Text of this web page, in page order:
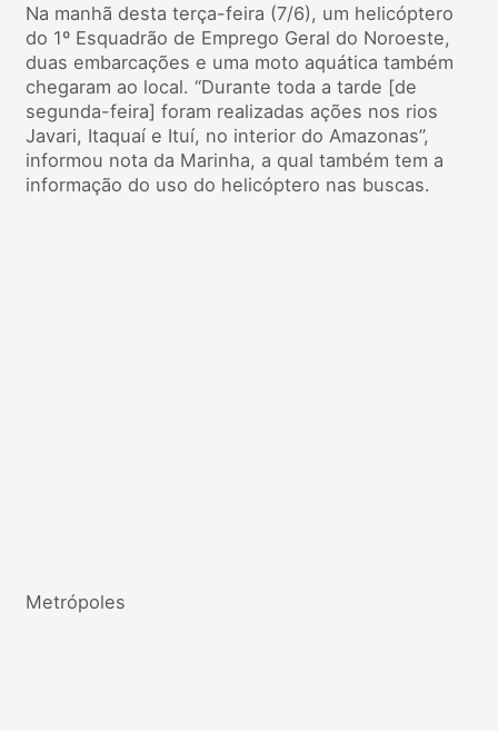
Na manhã desta terça-feira (7/6), um helicóptero
do 1º Esquadrão de Emprego Geral do Noroeste,
duas embarcações e uma moto aquática também
chegaram ao local. “Durante toda a tarde [de
segunda-feira] foram realizadas ações nos rios
Javari, Itaquaí e Ituí, no interior do Amazonas”,
informou nota da Marinha, a qual também tem a
informação do uso do helicóptero nas buscas.
Metrópoles